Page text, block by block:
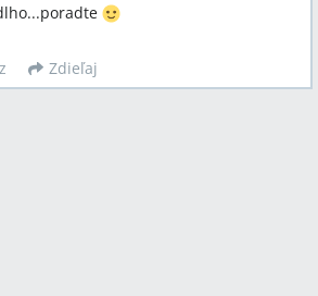
Zdieľaj